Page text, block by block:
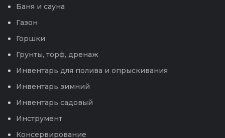
Баня и сауна
Газон
Горшки
Грунты, торф, дренаж
Инвентарь для полива и опрыскивания
Инвентарь зимний
Инвентарь садовый
Инструмент
Консервирование